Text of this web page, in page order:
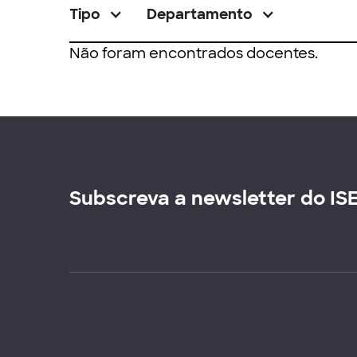
Tipo Departamento
Não foram encontrados docentes.
Subscreva a newsletter do